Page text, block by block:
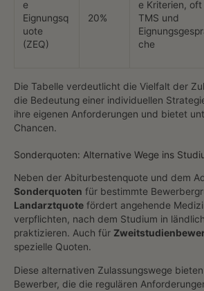
e
Eignungsq
uote
(ZEQ)
20%
e Kriterien, oft
TMS und
che
Die Tabelle verdeutlicht die Vielfalt der
die Bedeutung einer individuellen
ihre eigenen Anforderungen und bietet
Chancen.
Sonderquoten: Alternative Wege ins
Neben der Abiturbestenquote und dem
Sonderquoten für bestimmte
Landarztquote fördert angehende
verpflichten, nach dem Studium in
praktizieren. Auch für
spezielle Quoten.
Diese alternativen Zulassungswege
Bewerber, die die regulären